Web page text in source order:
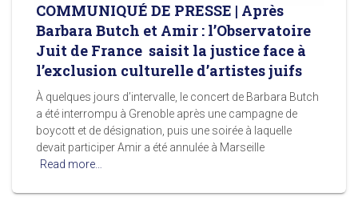
COMMUNIQUÉ DE PRESSE | Après
Barbara Butch et Amir : l’Observatoire
Juit de France saisit la justice face à
l’exclusion culturelle d’artistes juifs
À quelques jours d’intervalle, le concert de Barbara Butch
a été interrompu à Grenoble après une campagne de
boycott et de désignation, puis une soirée à laquelle
devait participer Amir a été annulée à Marseille
Read more…